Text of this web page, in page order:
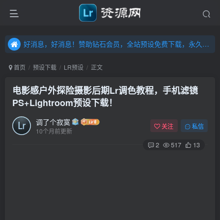
好消息，好消息！赞助钻石会员，全站预设免费下载，永久钻石会员，”送“万元超值资源，内容丰富，容量高达20T，不断更新！点击进入……
首页 预设下载 LR预设 正文
电影感户外探险摄影后期Lr调色教程，手机滤镜
PS+Lightroom预设下载！
调了个寂寞
10个月前更新
关注 私信
2 517 13